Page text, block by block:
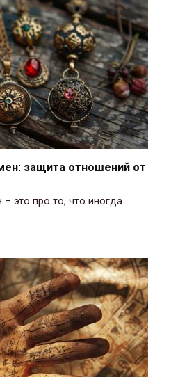
защита отношений от
это про то, что иногда